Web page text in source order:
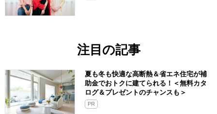
注目の記事
夏も冬も快適な高断熱＆省エネ住宅が補
助金でおトクに建てられる！＜無料カタ
ログ＆プレゼントのチャンスも＞
PR